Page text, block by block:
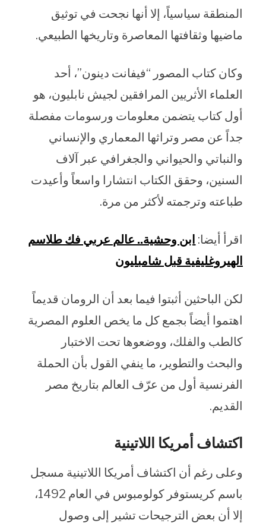
المنطقة سياسياً، إلا أنها نجحت في توثيق
ماضيها وثقافتها المعاصرة وتاريخها الطبيعي.
وكان كتاب المصور “فيفانت دينون”، أحد
العلماء الأثريين المرافقين لجيش نابليون، هو
أول كتاب يتضمن معلومات ورسومات مفصلة
جداً عن مصر وتراثها المعماري والإنساني
والنباتي والحيواني والجغرافي عبر آلاف
السنين، وحقق الكتاب انتشارا واسعاً وأعيدت
طباعته وترجمته لأكثر من مرة.
اقرأ أيضا: ابن وحشية.. عالم عربي فك طلاسم
الهيروغليفية قبل شامبليون
لكن الباحثين أثبتوا فيما بعد أن الرومان قديماً
اهتموا أيضاً بجمع كل ما يخص العلوم المصرية
كالطب والفلك، ووضعوها تحت الاختبار
والبحث والتطوير، ما ينفي القول بأن الحملة
الفرنسية أول من عرّف العالم بتاريخ مصر
القديم.
اكتشاف أمريكا اللاتينية
وعلى رغم أن اكتشاف أمريكا اللاتينية مسجل
باسم كريستوفر كولومبوس في العام 1492،
إلا أن بعض الترجيحات تشير إلى وصول